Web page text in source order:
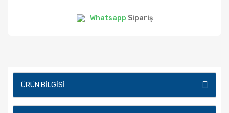
Whatsapp Sipariş
ÜRÜN BILGISI